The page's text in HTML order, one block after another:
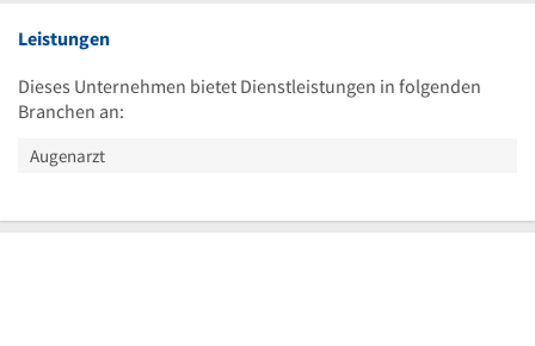
Leistungen
Dieses Unternehmen bietet Dienstleistungen in folgenden
Branchen an:
Augenarzt